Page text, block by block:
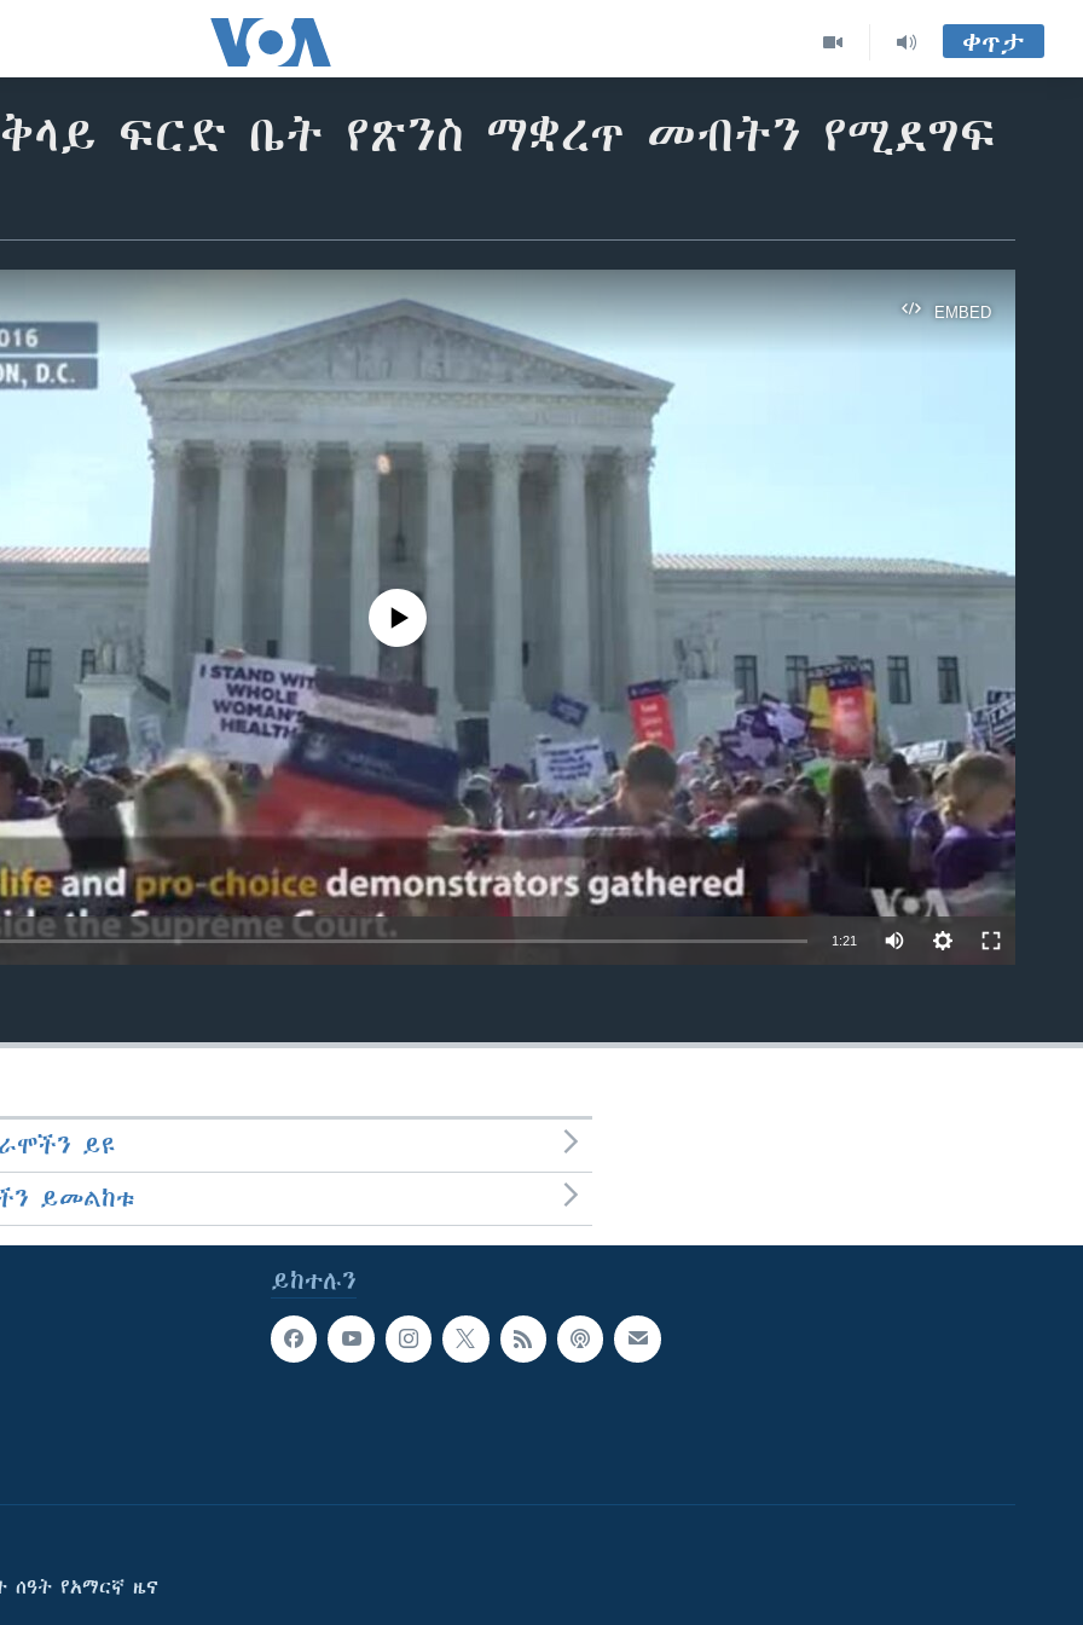
ቀጥታ
ፍርድ ቤት የጽንስ ማቋረጥ መብትን የሚደግፍ
EMBED
No media source currently available
1:21
ይዩ
ይመልከቱ
ይከተሉን
ሰዓት የአማርኛ ዜና